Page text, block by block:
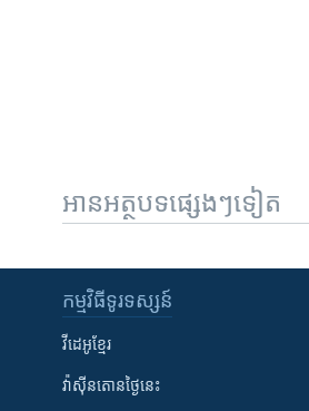
អានអត្ថបទផ្សេងៗទៀត
កម្មវិធី​ទូរទស្សន៍
វីដេអូ​ខ្មែរ
វ៉ាស៊ីនតោន​ថ្ងៃ​នេះ